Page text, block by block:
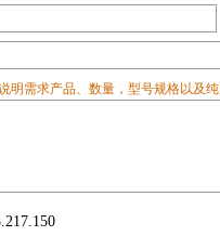
明需求产品、数量，型号规格以及纯